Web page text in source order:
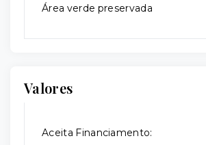
Área verde preservada
Valores
Aceita Financiamento: